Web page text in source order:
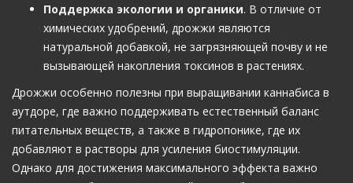
Поддержка экологии и органики. В отличие от
химических удобрений, дрожжи являются
натуральной добавкой, не загрязняющей почву и не
вызывающей накопления токсинов в растениях.
Дрожжи особенно полезны при выращивании каннабиса в
аутдоре, где важно поддерживать естественный баланс
питательных веществ, а также в гидропонике, где их
добавляют в растворы для усиления биостимуляции.
Однако для достижения максимального эффекта важно